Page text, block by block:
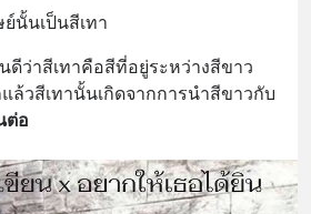
นั้นเป็นสีเทา
ว่าสีเทาคือสีที่อยู่ระหว่างสีขาว
ล้วสีเทานั้นเกิดจากการนำสีขาวกับ
ต่อ